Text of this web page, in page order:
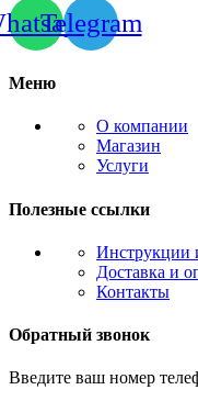
Telegram
Меню
О компании
Магазин
Услуги
Полезные ссылки
Инструкции
Доставка и
Контакты
Обратный звонок
Введите ваш номер